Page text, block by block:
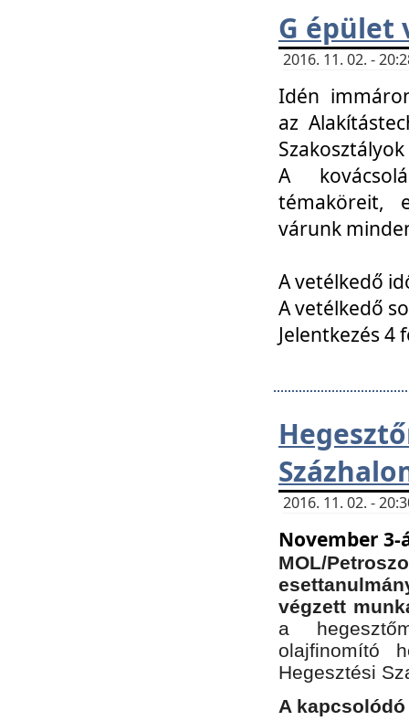
G épület
2016. 11. 02. -
Idén
az
A
témaköreit,
várunk
A vetélkedő
A vetélkedő
Jelentkezés 4
2016. 11. 02. -
November
MOL/
végzett
a
olajfinomító
Hegesztési
A